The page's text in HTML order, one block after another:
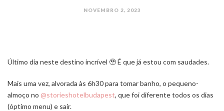
NOVEMBRO 2, 2023
Último dia neste destino incrível 🥹 É que já estou com saudades.
Mais uma vez, alvorada às 6h30 para tomar banho, o pequeno-
almoço no @storieshotelbudapest, que foi diferente todos os dias
(óptimo menu) e sair.